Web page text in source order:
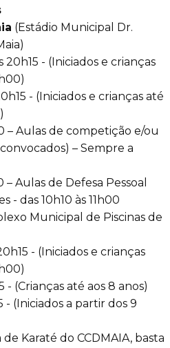
(Estádio Municipal Dr.
20h15 - (Iniciados e crianças
- (Iniciados e crianças até
– Aulas de competição e/ou
– Sempre a
– Aulas de Defesa Pessoal
- das 10h10 às 11h00
Municipal de Piscinas de
- (Iniciados e crianças
- (Crianças até aos 8 anos)
- (Iniciados a partir dos 9
Karaté do CCDMAIA, basta